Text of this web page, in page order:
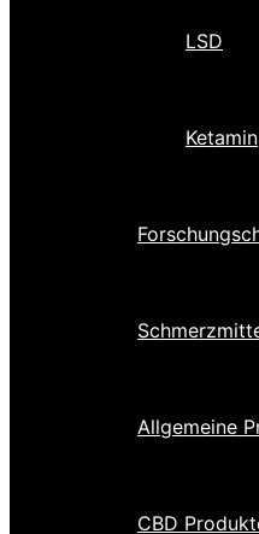
LSD
Ketamin
Allgemeine
CBD